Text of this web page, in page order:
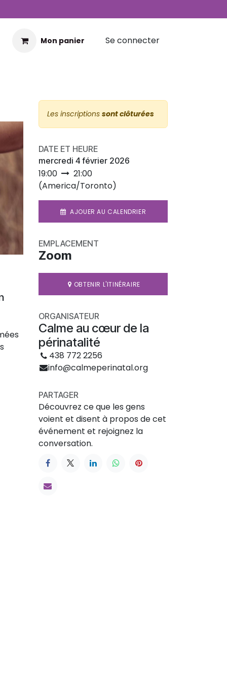
Mon panier Se connecter
Les inscriptions sont clôturées
DATE ET HEURE
mercredi 4 février 2026
19:00
21:00
(America/Toronto)
AJOUER AU CALENDRIER
EMPLACEMENT
Zoom
OBTENIR L'ITINÉRAIRE
ORGANISATEUR
Calme au cœur de la
périnatalité
438 772 2256
info@calmeperinatal.org
PARTAGER
Découvrez ce que les gens
voient et disent à propos de cet
événement et rejoignez la
conversation.